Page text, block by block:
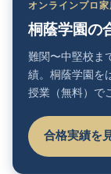
オンラインプロ
桐蔭学園の
難関〜中堅校ま
績。桐蔭学園を
授業（無料）で
合格実績を